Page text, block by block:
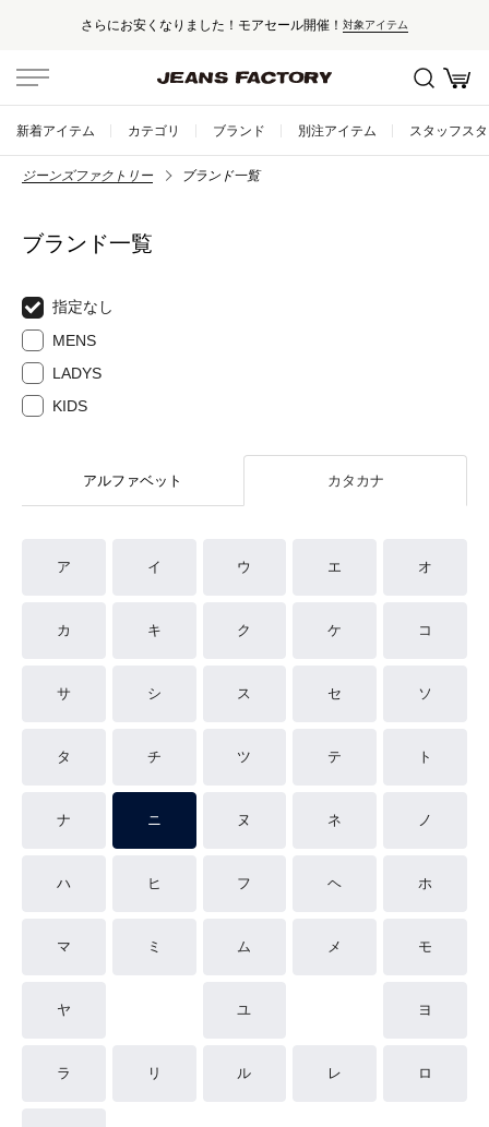
さらにお安くなりました！モアセール開催！ 対象アイテム
新着アイテム カテゴリ ブランド 別注アイテム スタッフス
ジーンズファクトリー ブランド一覧
ブランド一覧
指定なし
MENS
LADYS
KIDS
アルファベット カタカナ
ア イ ウ エ オ
カ キ ク ケ コ
サ シ ス セ ソ
タ チ ツ テ ト
ナ ニ ヌ ネ ノ
ハ ヒ フ ヘ ホ
マ ミ ム メ モ
ヤ ユ ヨ
ラ リ ル レ ロ